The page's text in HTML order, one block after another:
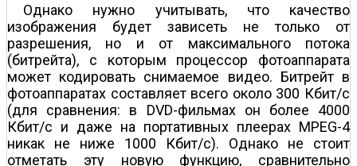
Однако нужно учитывать, что качество
изображения будет зависеть не только от
разрешения, но и от максимального потока
(битрейта), с которым процессор фотоаппарата
может кодировать снимаемое видео. Битрейт в
фотоаппаратах составляет всего около 300 Кбит/с
(для сравнения: в DVD-фильмах он более 4000
Кбит/с и даже на портативных плеерах MPEG-4
никак не ниже 1000 Кбит/с). Однако не стоит
отметать эту новую функцию, сравнительно